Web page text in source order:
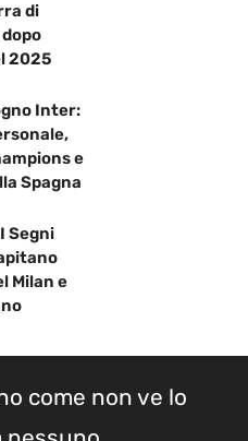
di
2025
Inter:
e
Spagna
Segni
Milan e
come non ve lo